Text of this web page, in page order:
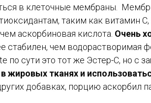
в клеточные мембраны.
таким как витамин
аскорбиновая кислота. Очень
стабилен, чем
по сути это тот же Эстер-С, но с
жировых тканях и
добавках, порцию аскорбил